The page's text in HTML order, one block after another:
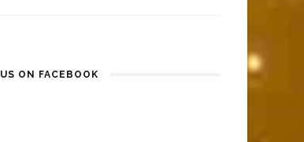
ON FACEBOOK